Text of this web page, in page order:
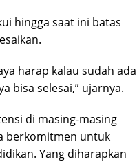
hingga saat ini batas
harap kalau sudah ada
bisa selesai,” ujarnya.
di masing-masing
berkomitmen untuk
Yang diharapkan